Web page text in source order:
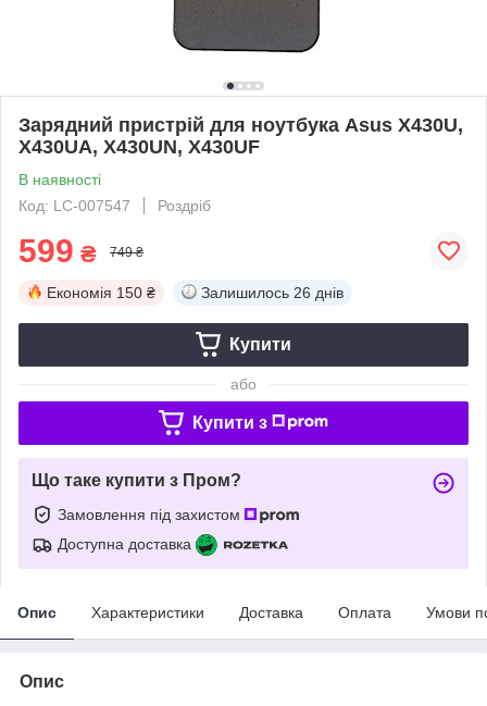
Зарядний пристрій для ноутбука Asus X430U,
X430UA, X430UN, X430UF
В наявності
Код: LC-007547
Роздріб
599 ₴ 749 ₴
Економія 150 ₴ Залишилось 26 днів
Купити
або
Купити з
Що таке купити з Пром?
Замовлення під захистом
Доступна доставка
Опис Характеристики Доставка Оплата Умови
Опис